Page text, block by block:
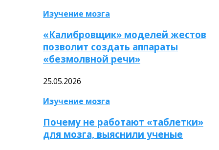
Изучение мозга
«Калибровщик» моделей жестов
позволит создать аппараты
«безмолвной речи»
25.05.2026
Изучение мозга
Почему не работают «таблетки»
для мозга, выяснили ученые